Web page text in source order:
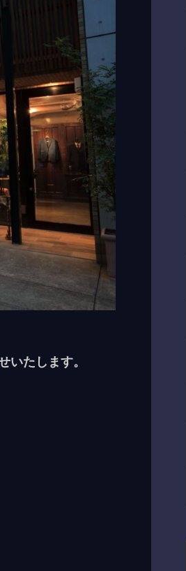
たします。